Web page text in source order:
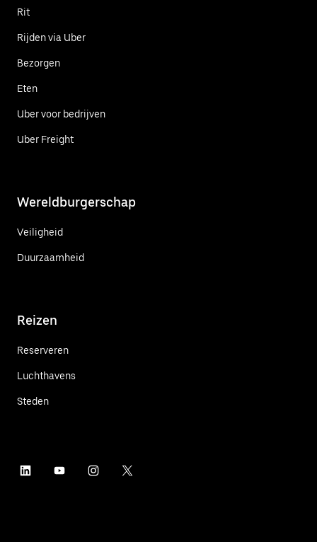
Rit
Rijden via Uber
Bezorgen
Eten
Uber voor bedrijven
Uber Freight
Wereldburgerschap
Veiligheid
Duurzaamheid
Reizen
Reserveren
Luchthavens
Steden